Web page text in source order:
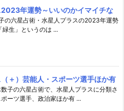
年運勢～いいのかイマイチな
の六星占術・水星人プラスの2023年運勢
生」というのは ...
＋）芸能人・スポーツ選手ほか有
子の六星占術で、水星人プラスに分類さ
ーツ選手、政治家ほか有 ...